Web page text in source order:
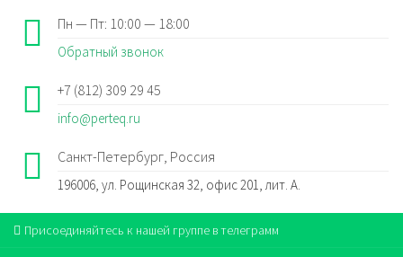
Пн — Пт: 10:00 — 18:00
Обратный звонок
+7 (812) 309 29 45
info@perteq.ru
Санкт-Петербург, Россия
196006, ул. Рощинская 32, офис 201, лит. А.
Присоединяйтесь к нашей группе в телеграмм